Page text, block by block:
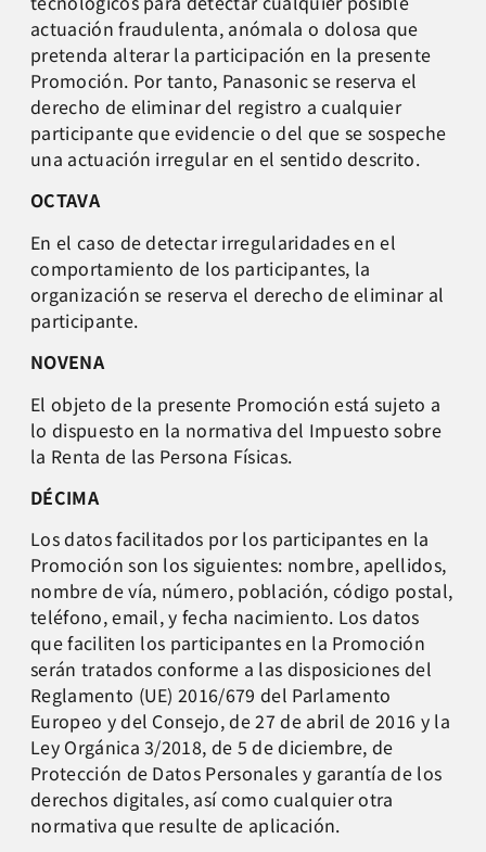
actuación fraudulenta, anómala o dolosa que
pretenda alterar la participación en la presente
Promoción. Por tanto, Panasonic se reserva el
derecho de eliminar del registro a cualquier
participante que evidencie o del que se sospeche
una actuación irregular en el sentido descrito.
OCTAVA
En el caso de detectar irregularidades en el
comportamiento de los participantes, la
organización se reserva el derecho de eliminar al
participante.
NOVENA
El objeto de la presente Promoción está sujeto a
lo dispuesto en la normativa del Impuesto sobre
la Renta de las Persona Físicas.
DÉCIMA
Los datos facilitados por los participantes en la
Promoción son los siguientes: nombre, apellidos,
nombre de vía, número, población, código postal,
teléfono, email, y fecha nacimiento. Los datos
que faciliten los participantes en la Promoción
serán tratados conforme a las disposiciones del
Reglamento (UE) 2016/679 del Parlamento
Europeo y del Consejo, de 27 de abril de 2016 y la
Ley Orgánica 3/2018, de 5 de diciembre, de
Protección de Datos Personales y garantía de los
derechos digitales, así como cualquier otra
normativa que resulte de aplicación.